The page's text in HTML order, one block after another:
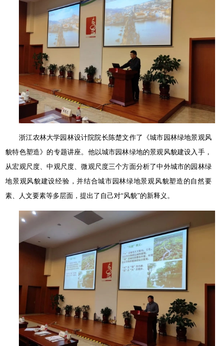
浙江农林大学园林设计院院长陈楚文作了《城市园林绿地景观风
貌特色塑造》的专题讲座。他以城市园林绿地的景观风貌建设入手，
从宏观尺度、中观尺度、微观尺度三个方面分析了中外城市的园林绿
地景观风貌建设经验，并结合城市园林绿地景观风貌塑造的自然要
素、人文要素等多层面，提出了自己对“风貌”的新释义。